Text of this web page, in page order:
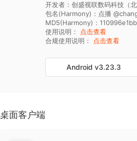
开发者：创盛视联数码科技（
包名(Harmony)：点播
MD5(Harmony)：
使用说明：
点击查看
合规使用说明：
点击查看
Android v3.23.3
桌面客户端